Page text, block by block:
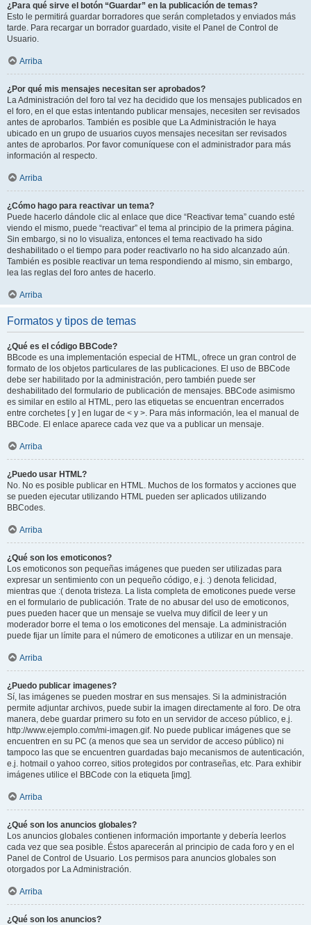
¿Para qué sirve el botón “Guardar” en la publicación de temas?
Esto le permitirá guardar borradores que serán completados y enviados más
tarde. Para recargar un borrador guardado, visite el Panel de Control de
Usuario.
Arriba
¿Por qué mis mensajes necesitan ser aprobados?
La Administración del foro tal vez ha decidido que los mensajes publicados en
el foro, en el que estas intentando publicar mensajes, necesiten ser revisados
antes de aprobarlos. También es posible que La Administración le haya
ubicado en un grupo de usuarios cuyos mensajes necesitan ser revisados
antes de aprobarlos. Por favor comuníquese con el administrador para más
información al respecto.
Arriba
¿Cómo hago para reactivar un tema?
Puede hacerlo dándole clic al enlace que dice “Reactivar tema” cuando esté
viendo el mismo, puede “reactivar” el tema al principio de la primera página.
Sin embargo, si no lo visualiza, entonces el tema reactivado ha sido
deshabilitado o el tiempo para poder reactivarlo no ha sido alcanzado aún.
También es posible reactivar un tema respondiendo al mismo, sin embargo,
lea las reglas del foro antes de hacerlo.
Arriba
Formatos y tipos de temas
¿Qué es el código BBCode?
BBcode es una implementación especial de HTML, ofrece un gran control de
formato de los objetos particulares de las publicaciones. El uso de BBCode
debe ser habilitado por la administración, pero también puede ser
deshabilitado del formulario de publicación de mensajes. BBCode asimismo
es similar en estilo al HTML, pero las etiquetas se encuentran encerrados
entre corchetes [ y ] en lugar de < y >. Para más información, lea el manual de
BBCode. El enlace aparece cada vez que va a publicar un mensaje.
Arriba
¿Puedo usar HTML?
No. No es posible publicar en HTML. Muchos de los formatos y acciones que
se pueden ejecutar utilizando HTML pueden ser aplicados utilizando
BBCodes.
Arriba
¿Qué son los emoticonos?
Los emoticonos son pequeñas imágenes que pueden ser utilizadas para
expresar un sentimiento con un pequeño código, e.j. :) denota felicidad,
mientras que :( denota tristeza. La lista completa de emoticones puede verse
en el formulario de publicación. Trate de no abusar del uso de emoticonos,
pues pueden hacer que un mensaje se vuelva muy difícil de leer y un
moderador borre el tema o los emoticones del mensaje. La administración
puede fijar un límite para el número de emoticones a utilizar en un mensaje.
Arriba
¿Puedo publicar imagenes?
Sí, las imágenes se pueden mostrar en sus mensajes. Si la administración
permite adjuntar archivos, puede subir la imagen directamente al foro. De otra
manera, debe guardar primero su foto en un servidor de acceso público, e.j.
http://www.ejemplo.com/mi-imagen.gif. No puede publicar imágenes que se
encuentren en su PC (a menos que sea un servidor de acceso público) ni
tampoco las que se encuentren guardadas bajo mecanismos de autenticación,
e.j. hotmail o yahoo correo, sitios protegidos por contraseñas, etc. Para exhibir
imágenes utilice el BBCode con la etiqueta [img].
Arriba
¿Qué son los anuncios globales?
Los anuncios globales contienen información importante y debería leerlos
cada vez que sea posible. Éstos aparecerán al principio de cada foro y en el
Panel de Control de Usuario. Los permisos para anuncios globales son
otorgados por La Administración.
Arriba
¿Qué son los anuncios?